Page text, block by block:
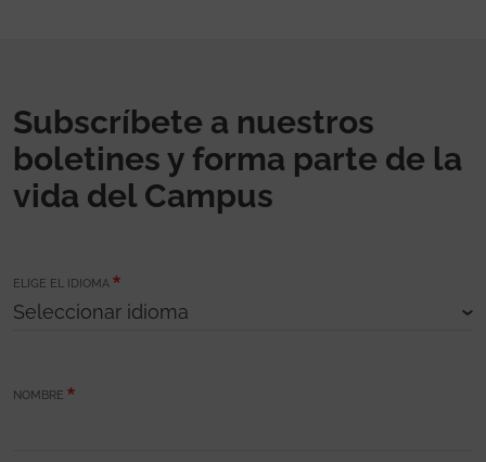
Subscríbete a nuestros
boletines y forma parte de la
vida del Campus
ELIGE EL IDIOMA
NOMBRE